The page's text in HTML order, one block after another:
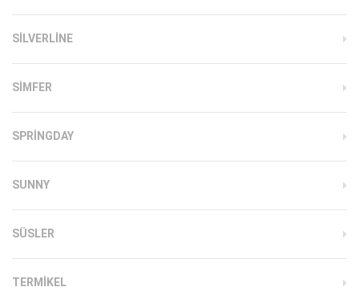
SILVERLINE
SIMFER
SPRINGDAY
SUNNY
SÜSLER
TERMIKEL